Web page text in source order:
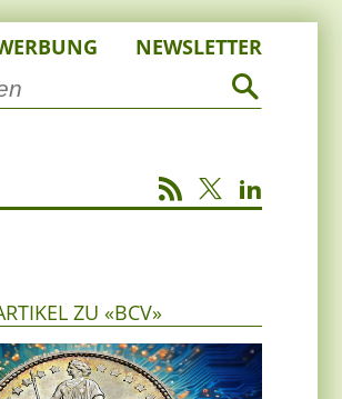
NEWSLETTER
ZU «BCV»